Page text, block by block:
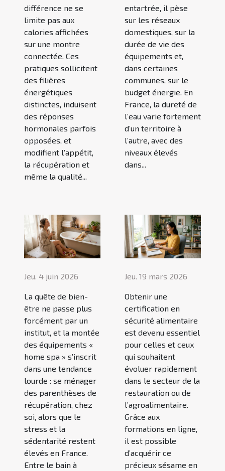
différence ne se
limite pas aux
calories affichées
sur une montre
connectée. Ces
pratiques sollicitent
des filières
énergétiques
distinctes, induisent
des réponses
hormonales parfois
opposées, et
modifient l’appétit,
la récupération et
même la qualité...
entartrée, il pèse
sur les réseaux
domestiques, sur la
durée de vie des
équipements et,
dans certaines
communes, sur le
budget énergie. En
France, la dureté de
l’eau varie fortement
d’un territoire à
l’autre, avec des
niveaux élevés
dans...
Jeu. 4 juin 2026
La quête de bien-
être ne passe plus
forcément par un
institut, et la montée
des équipements «
home spa » s’inscrit
dans une tendance
lourde : se ménager
des parenthèses de
récupération, chez
soi, alors que le
stress et la
sédentarité restent
élevés en France.
Entre le bain à
Jeu. 19 mars 2026
Obtenir une
certification en
sécurité alimentaire
est devenu essentiel
pour celles et ceux
qui souhaitent
évoluer rapidement
dans le secteur de la
restauration ou de
l’agroalimentaire.
Grâce aux
formations en ligne,
il est possible
d’acquérir ce
précieux sésame en